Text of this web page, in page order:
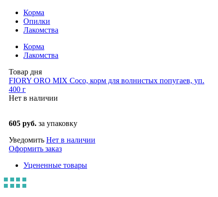
Корма
Опилки
Лакомства
Корма
Лакомства
Товар дня
FIORY ORO MIX Coco, корм для волнистых попугаев, уп.
400 г
Нет в наличии
605 руб. за упаковку
Уведомить Нет в наличии
Оформить заказ
Уцененные товары